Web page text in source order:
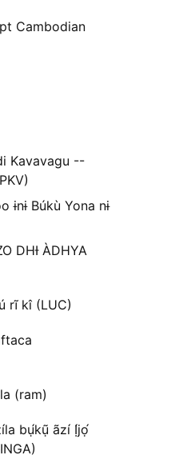
Cambodian
Kavavagu --
ɨnɨ Búkù Yona nɨ
DHƗ ÀDHYA
rĩ kî (LUC)
(ram)
bụ́kụ̃ ãzí Ị́jọ́